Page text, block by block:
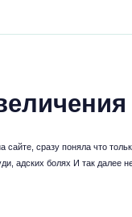
сразу поняла что
адских болях И так далее